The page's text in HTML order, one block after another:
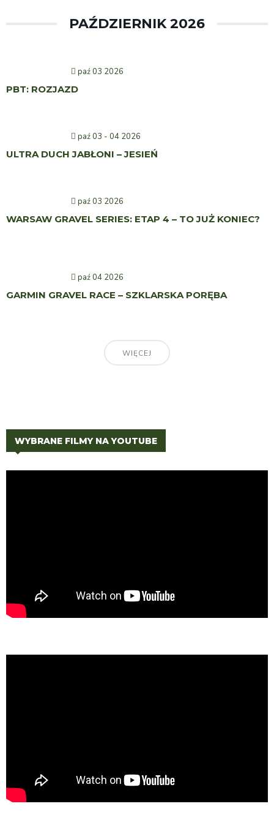
PAŹDZIERNIK 2026
paź 03 2026
PBT: ROZJAZD
paź 03 - 04 2026
ULTRA DUCH JABŁONI – JESIEŃ
paź 03 2026
WARSAW GRAVEL SERIES: ETAP 4 – TO JUŻ KONIEC?
paź 04 2026
GARMIN GRAVEL RACE – SZKLARSKA PORĘBA
WIĘCEJ
WYBRANE FILMY NA YOUTUBE